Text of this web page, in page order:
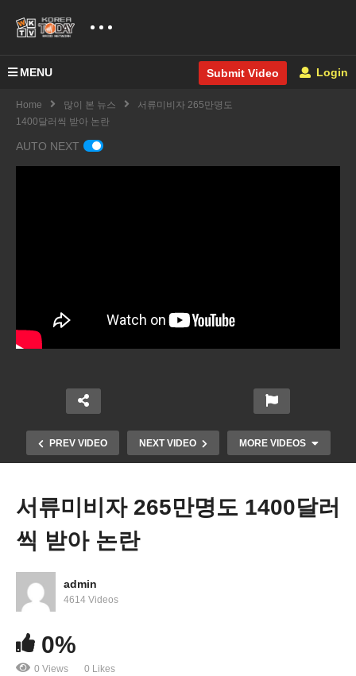
MENU Submit Video Login
Home 많이 본 뉴스
서류미비자 265만명도
1400달러씩 받아 논란
AUTO NEXT
PREV VIDEO NEXT VIDEO MORE VIDEOS
능성’
서류미비자 265만명도 1400달러
씩 받아 논란
admin
4614 Videos
0%
0 Views 0 Likes